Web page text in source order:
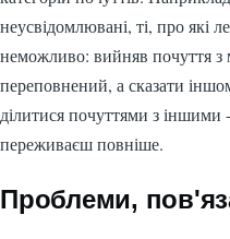
неусвідомлювані, ті, про які
неможливо: вийняв почуття
переповнений, а сказати
ділитися почуттями з іншими
переживаєш повніше.
Проблеми,